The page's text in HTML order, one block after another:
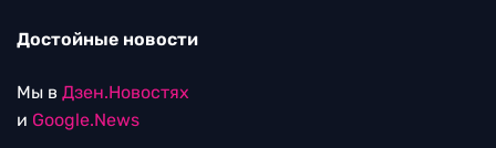
Достойные новости
Мы в Дзен.Новостях
и Google.News